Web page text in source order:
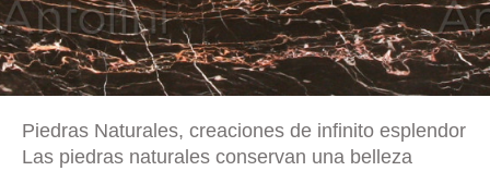
Piedras Naturales, creaciones de infinito esplendor
Las piedras naturales conservan una belleza